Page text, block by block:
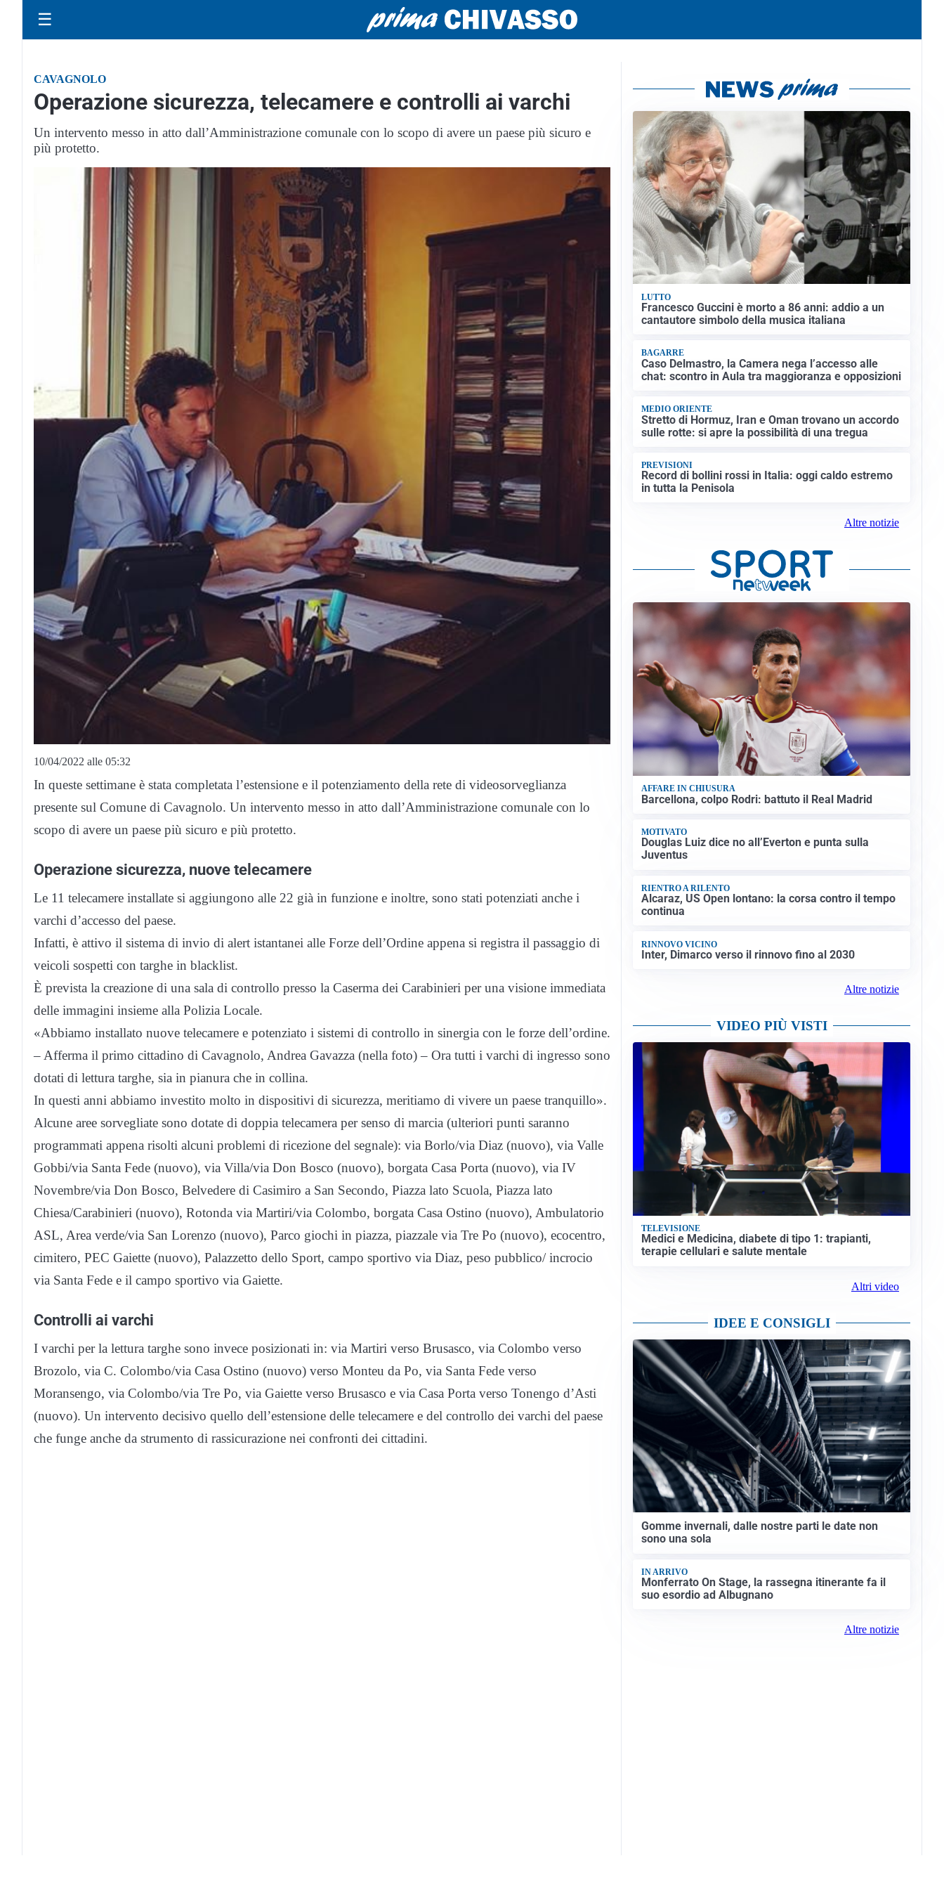
☰
CAVAGNOLO
Operazione sicurezza, telecamere e controlli ai varchi
Un intervento messo in atto dall’Amministrazione comunale con lo scopo di avere un paese più sicuro e
più protetto.
10/04/2022 alle 05:32
In queste settimane è stata completata l’estensione e il potenziamento della rete di videosorveglianza
presente sul Comune di Cavagnolo. Un intervento messo in atto dall’Amministrazione comunale con lo
scopo di avere un paese più sicuro e più protetto.
Operazione sicurezza, nuove telecamere
Le 11 telecamere installate si aggiungono alle 22 già in funzione e inoltre, sono stati potenziati anche i
varchi d’accesso del paese.
Infatti, è attivo il sistema di invio di alert istantanei alle Forze dell’Ordine appena si registra il passaggio di
veicoli sospetti con targhe in blacklist.
È prevista la creazione di una sala di controllo presso la Caserma dei Carabinieri per una visione immediata
delle immagini insieme alla Polizia Locale.
«Abbiamo installato nuove telecamere e potenziato i sistemi di controllo in sinergia con le forze dell’ordine.
– Afferma il primo cittadino di Cavagnolo, Andrea Gavazza (nella foto) – Ora tutti i varchi di ingresso sono
dotati di lettura targhe, sia in pianura che in collina.
In questi anni abbiamo investito molto in dispositivi di sicurezza, meritiamo di vivere un paese tranquillo».
Alcune aree sorvegliate sono dotate di doppia telecamera per senso di marcia (ulteriori punti saranno
programmati appena risolti alcuni problemi di ricezione del segnale): via Borlo/via Diaz (nuovo), via Valle
Gobbi/via Santa Fede (nuovo), via Villa/via Don Bosco (nuovo), borgata Casa Porta (nuovo), via IV
Novembre/via Don Bosco, Belvedere di Casimiro a San Secondo, Piazza lato Scuola, Piazza lato
Chiesa/Carabinieri (nuovo), Rotonda via Martiri/via Colombo, borgata Casa Ostino (nuovo), Ambulatorio
ASL, Area verde/via San Lorenzo (nuovo), Parco giochi in piazza, piazzale via Tre Po (nuovo), ecocentro,
cimitero, PEC Gaiette (nuovo), Palazzetto dello Sport, campo sportivo via Diaz, peso pubblico/ incrocio
via Santa Fede e il campo sportivo via Gaiette.
Controlli ai varchi
I varchi per la lettura targhe sono invece posizionati in: via Martiri verso Brusasco, via Colombo verso
Brozolo, via C. Colombo/via Casa Ostino (nuovo) verso Monteu da Po, via Santa Fede verso
Moransengo, via Colombo/via Tre Po, via Gaiette verso Brusasco e via Casa Porta verso Tonengo d’Asti
(nuovo). Un intervento decisivo quello dell’estensione delle telecamere e del controllo dei varchi del paese
che funge anche da strumento di rassicurazione nei confronti dei cittadini.
LUTTO
Francesco Guccini è morto a 86 anni: addio a un
cantautore simbolo della musica italiana
BAGARRE
Caso Delmastro, la Camera nega l’accesso alle
chat: scontro in Aula tra maggioranza e opposizioni
MEDIO ORIENTE
Stretto di Hormuz, Iran e Oman trovano un accordo
sulle rotte: si apre la possibilità di una tregua
PREVISIONI
Record di bollini rossi in Italia: oggi caldo estremo
in tutta la Penisola
Altre notizie
AFFARE IN CHIUSURA
Barcellona, colpo Rodri: battuto il Real Madrid
MOTIVATO
Douglas Luiz dice no all’Everton e punta sulla
Juventus
RIENTRO A RILENTO
Alcaraz, US Open lontano: la corsa contro il tempo
continua
RINNOVO VICINO
Inter, Dimarco verso il rinnovo fino al 2030
Altre notizie
VIDEO PIÙ VISTI
TELEVISIONE
Medici e Medicina, diabete di tipo 1: trapianti,
terapie cellulari e salute mentale
Altri video
IDEE E CONSIGLI
Gomme invernali, dalle nostre parti le date non
sono una sola
IN ARRIVO
Monferrato On Stage, la rassegna itinerante fa il
suo esordio ad Albugnano
Altre notizie